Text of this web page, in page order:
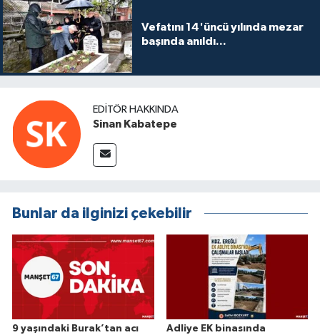
Vefatını 14'üncü yılında mezar
başında anıldı...
EDITÖR HAKKINDA
Sinan Kabatepe
Bunlar da ilginizi çekebilir
9 yaşındaki Burak’tan acı
Adliye EK binasında